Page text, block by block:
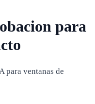
para
para ventanas de